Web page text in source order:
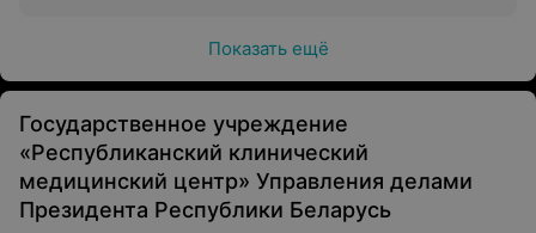
Показать ещё
Государственное учреждение
«Республиканский клинический
медицинский центр» Управления делами
Президента Республики Беларусь